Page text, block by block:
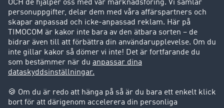
Kunder värvar kunder
Success Stories
Support
Support
Juridiskt